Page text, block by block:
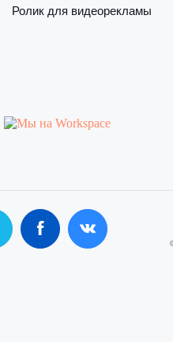
Ролик для видеорекламы